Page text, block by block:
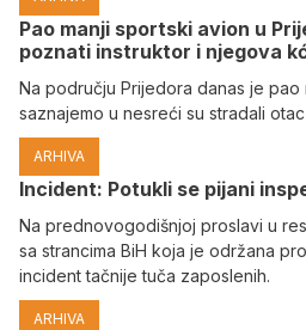
Pao manji sportski avion u
poznati instruktor i njegova
Na području Prijedora danas je pao
saznajemo u nesreći su stradali
ARHIVA
Incident: Potukli se pijani
Na prednovogodišnjoj proslavi u
sa strancima BiH koja je održana
incident tačnije tuča zaposlenih.
ARHIVA